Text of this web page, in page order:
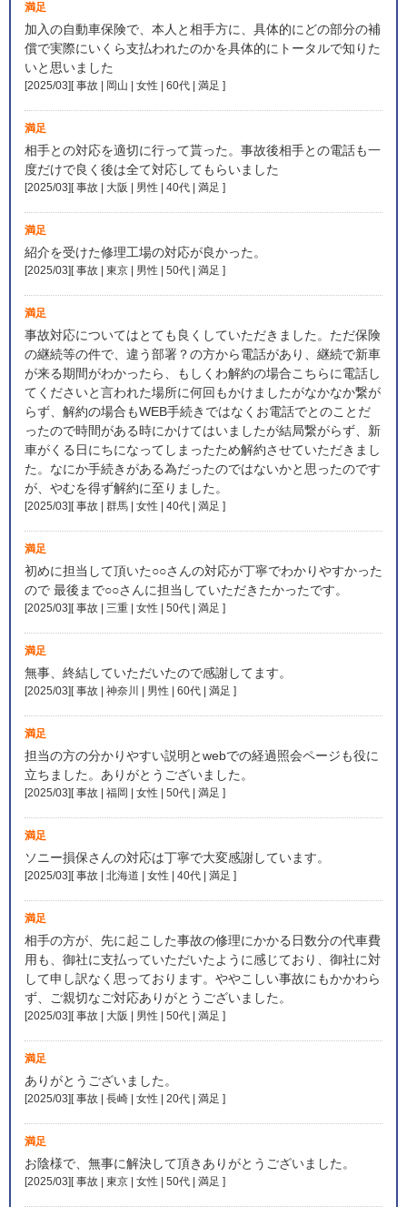
満足
加入の自動車保険で、本人と相手方に、具体的にどの部分の補
償で実際にいくら支払われたのかを具体的にトータルで知りた
いと思いました
[2025/03][ 事故 | 岡山 | 女性 | 60代 | 満足 ]
満足
相手との対応を適切に行って貰った。事故後相手との電話も一
度だけで良く後は全て対応してもらいました
[2025/03][ 事故 | 大阪 | 男性 | 40代 | 満足 ]
満足
紹介を受けた修理工場の対応が良かった。
[2025/03][ 事故 | 東京 | 男性 | 50代 | 満足 ]
満足
事故対応についてはとても良くしていただきました。ただ保険
の継続等の件で、違う部署？の方から電話があり、継続で新車
が来る期間がわかったら、もしくわ解約の場合こちらに電話し
てくださいと言われた場所に何回もかけましたがなかなか繋が
らず、解約の場合もWEB手続きではなくお電話でとのことだ
ったので時間がある時にかけてはいましたが結局繋がらず、新
車がくる日にちになってしまったため解約させていただきまし
た。なにか手続きがある為だったのではないかと思ったのです
が、やむを得ず解約に至りました。
[2025/03][ 事故 | 群馬 | 女性 | 40代 | 満足 ]
満足
初めに担当して頂いた○○さんの対応が丁寧でわかりやすかった
ので 最後まで○○さんに担当していただきたかったです。
[2025/03][ 事故 | 三重 | 女性 | 50代 | 満足 ]
満足
無事、終結していただいたので感謝してます。
[2025/03][ 事故 | 神奈川 | 男性 | 60代 | 満足 ]
満足
担当の方の分かりやすい説明とwebでの経過照会ページも役に
立ちました。ありがとうございました。
[2025/03][ 事故 | 福岡 | 女性 | 50代 | 満足 ]
満足
ソニー損保さんの対応は丁寧で大変感謝しています。
[2025/03][ 事故 | 北海道 | 女性 | 40代 | 満足 ]
満足
相手の方が、先に起こした事故の修理にかかる日数分の代車費
用も、御社に支払っていただいたように感じており、御社に対
して申し訳なく思っております。ややこしい事故にもかかわら
ず、ご親切なご対応ありがとうございました。
[2025/03][ 事故 | 大阪 | 男性 | 50代 | 満足 ]
満足
ありがとうございました。
[2025/03][ 事故 | 長崎 | 女性 | 20代 | 満足 ]
満足
お陰様で、無事に解決して頂きありがとうございました。
[2025/03][ 事故 | 東京 | 女性 | 50代 | 満足 ]